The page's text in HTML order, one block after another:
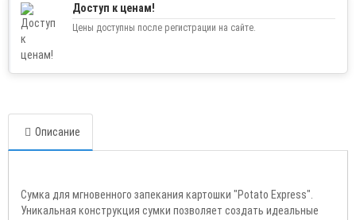
Доступ к ценам!
Цены доступны после регистрации на сайте.
Описание
Cумка для мгновенного запекания картошки "Potato Express".
Уникальная конструкция сумки позволяет создать идеальные